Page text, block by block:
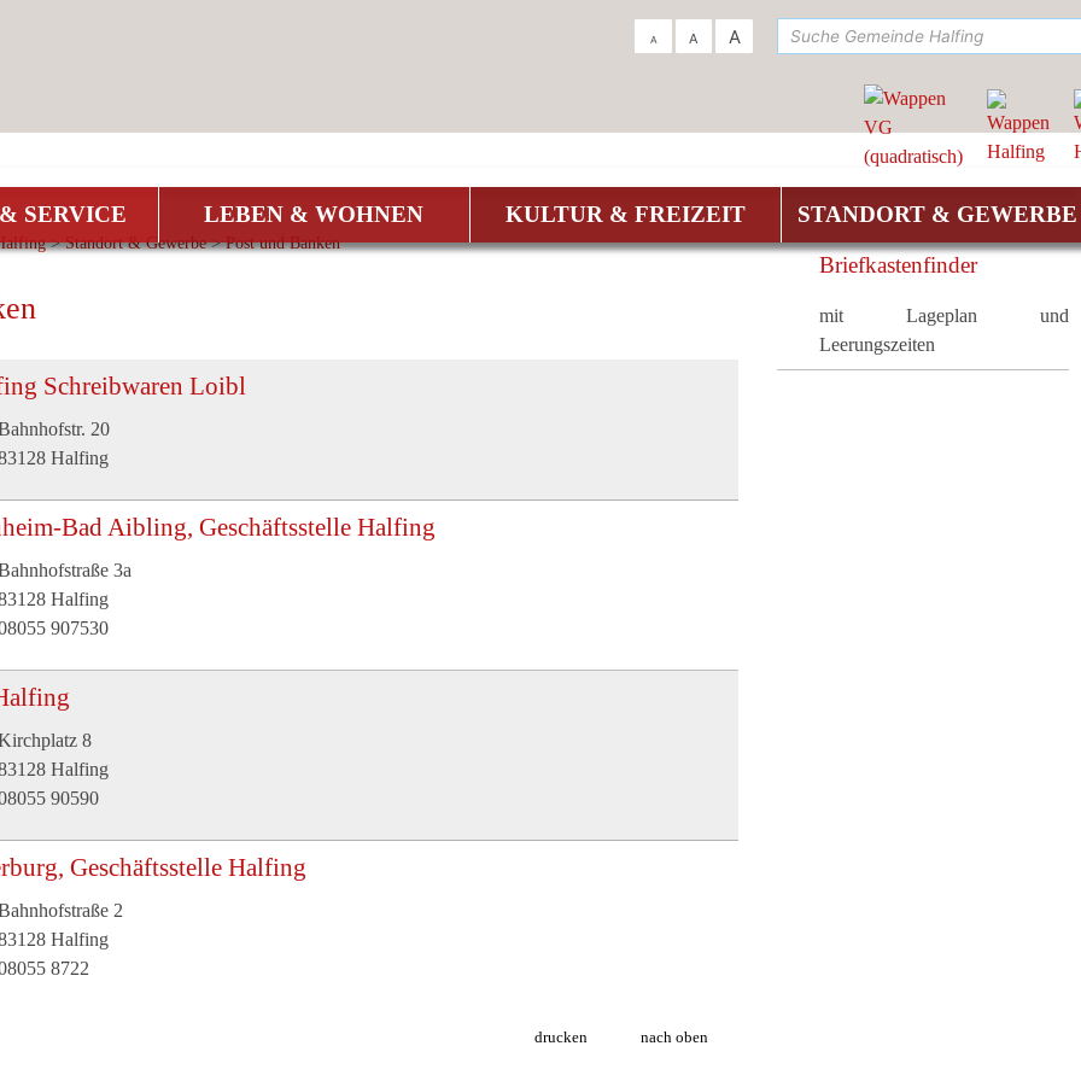
A A A
SERVICE LEBEN & WOHNEN KULTUR & FREIZEIT STANDORT & GEWERBE
>Standort & Gewerbe>Post und Banken
Schreibwaren Loibl
20
Halfing
Bad Aibling, Geschäftsstelle Halfing
3a
Halfing
907530
8
Halfing
90590
Geschäftsstelle Halfing
2
Halfing
8722
drucken nach oben
Briefkastenfinder
mit Lageplan und
Leerungszeiten